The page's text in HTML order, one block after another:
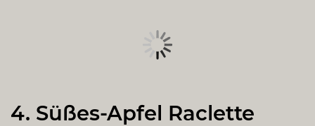
4. Süßes-Apfel Raclette